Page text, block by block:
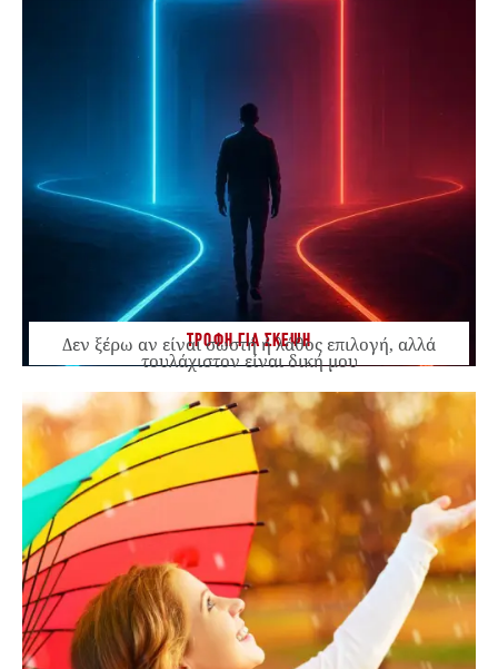
ΤΡΟΦΗ ΓΙΑ ΣΚΕΨΗ
Δεν ξέρω αν είναι σωστή ή λάθος επιλογή, αλλά
τουλάχιστον είναι δική μου